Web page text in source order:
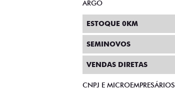
ARGO
ESTOQUE 0KM
SEMINOVOS
VENDAS DIRETAS
CNPJ E MICROEMPRESÁRIOS